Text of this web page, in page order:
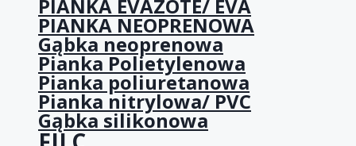
PIANKA EVAZOTE/ EVA
PIANKA NEOPRENOWA
Gąbka neoprenowa
Pianka Polietylenowa
Pianka poliuretanowa
Pianka nitrylowa/ PVC
Gąbka silikonowa